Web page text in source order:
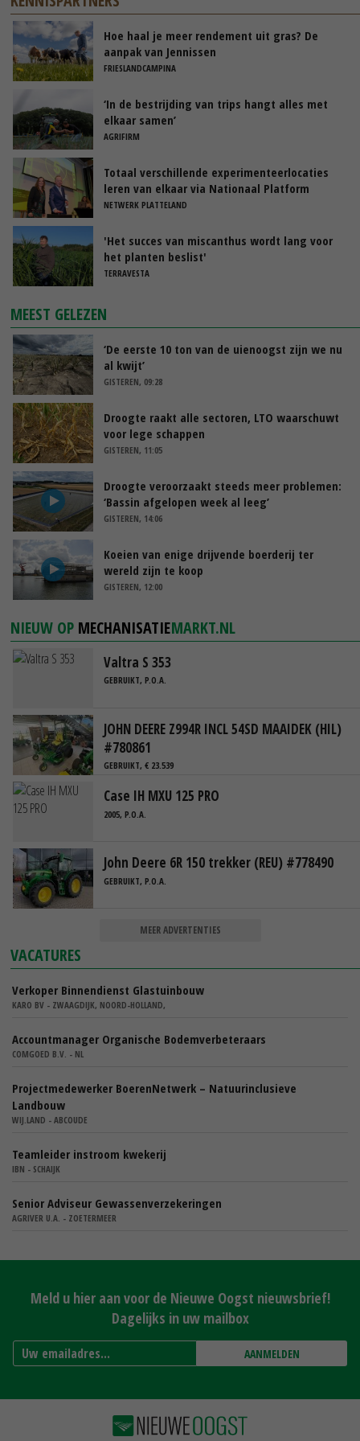
Hoe haal je meer rendement uit gras? De
aanpak van Jennissen
FRIESLANDCAMPINA
‘In de bestrijding van trips hangt alles met
elkaar samen’
AGRIFIRM
Totaal verschillende experimenteerlocaties
leren van elkaar via Nationaal Platform
NETWERK PLATTELAND
'Het succes van miscanthus wordt lang voor
het planten beslist'
TERRAVESTA
MEEST GELEZEN
‘De eerste 10 ton van de uienoogst zijn we nu
al kwijt’
GISTEREN, 09:28
Droogte raakt alle sectoren, LTO waarschuwt
voor lege schappen
GISTEREN, 11:05
Droogte veroorzaakt steeds meer problemen:
‘Bassin afgelopen week al leeg’
GISTEREN, 14:06
Koeien van enige drijvende boerderij ter
wereld zijn te koop
GISTEREN, 12:00
NIEUW OP MECHANISATIEMARKT.NL
Valtra S 353
GEBRUIKT, P.O.A.
JOHN DEERE Z994R INCL 54SD MAAIDEK (HIL)
#780861
GEBRUIKT, € 23.539
Case IH MXU 125 PRO
2005, P.O.A.
John Deere 6R 150 trekker (REU) #778490
GEBRUIKT, P.O.A.
MEER ADVERTENTIES
VACATURES
Verkoper Binnendienst Glastuinbouw
KARO BV - ZWAAGDIJK, NOORD-HOLLAND,
Accountmanager Organische Bodemverbeteraars
COMGOED B.V. - NL
Projectmedewerker BoerenNetwerk – Natuurinclusieve
Landbouw
WIJ.LAND - ABCOUDE
Teamleider instroom kwekerij
IBN - SCHAIJK
Senior Adviseur Gewassenverzekeringen
AGRIVER U.A. - ZOETERMEER
Meld u hier aan voor de Nieuwe Oogst nieuwsbrief!
Dagelijks in uw mailbox
AANMELDEN